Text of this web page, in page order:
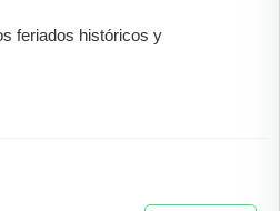
feriados históricos y